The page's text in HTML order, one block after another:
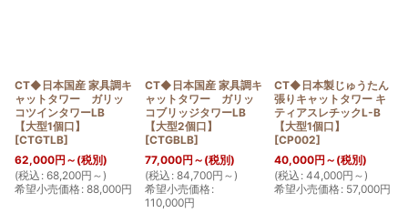
CT◆日本国産 家具調キ
ャットタワー ガリッ
コツインタワーLB
【大型1個口】
[CTGTLB]
62,000円 ～ (税別)
(税込 : 68,200円 ～)
希望小売価格: 88,000円
CT◆日本国産 家具調キ
ャットタワー ガリッ
コブリッジタワーLB
【大型2個口】
[CTGBLB]
77,000円 ～ (税別)
(税込 : 84,700円 ～)
希望小売価格:
110,000円
CT◆日本製じゅうたん
張りキャットタワー キ
ティアスレチックL-B
【大型1個口】
[CP002]
40,000円 ～ (税別)
(税込 : 44,000円 ～)
希望小売価格: 57,000円